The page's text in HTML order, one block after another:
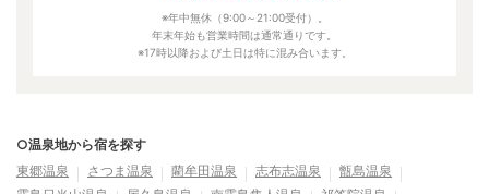
※年中無休（9:00～21:00受付）。
年末年始も営業時間は通常通りです。
※17時以降および土日は特に混み合います。
○温泉地から宿を探す
東郷温泉
さつま温泉 藺牟田温泉 志布志温泉
甑島温泉